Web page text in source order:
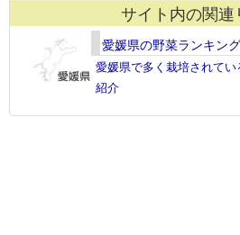
サイト内の関連
愛媛県の野菜ランキング
愛媛県で多く栽培されて
紹介